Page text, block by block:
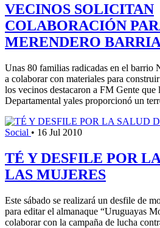
VECINOS SOLICITAN
COLABORACIÓN
MERENDERO
Unas 80 familias radicadas en el barrio
a colaborar con materiales para
los vecinos destacaron a FM Gente que
Departamental yales proporcionó un
Social • 16 Jul 2010
TÉ Y DESFILE POR
LAS MUJERES
Este sábado se realizará un desfile de
para editar el almanaque “Uruguayas
colaborar con la campaña de lucha